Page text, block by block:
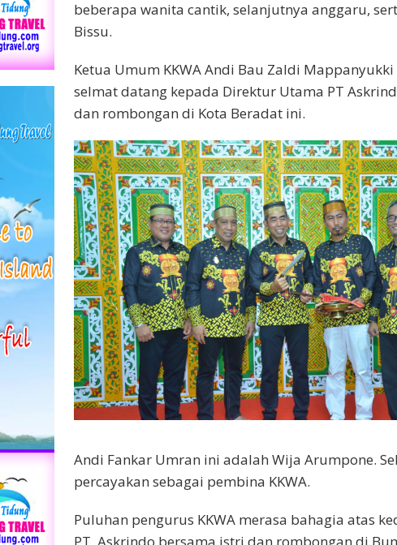
beberapa wanita cantik, selanjutnya anggaru,
Bissu.
Ketua Umum KKWA Andi Bau Zaldi
selmat datang kepada Direktur Utama PT
dan rombongan di Kota Beradat ini.
Andi Fankar Umran ini adalah Wija Arumpone.
percayakan sebagai pembina KKWA.
Puluhan pengurus KKWA merasa bahagia atas